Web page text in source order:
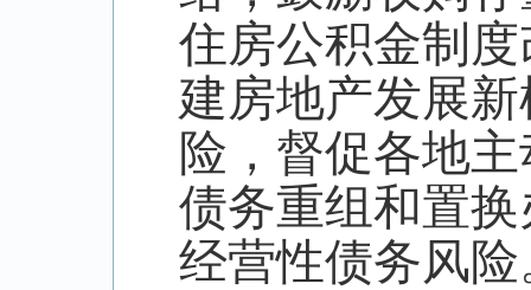
住房公积金制
建房地产发展
险，督促各地
债务重组和置
经营性债务风险